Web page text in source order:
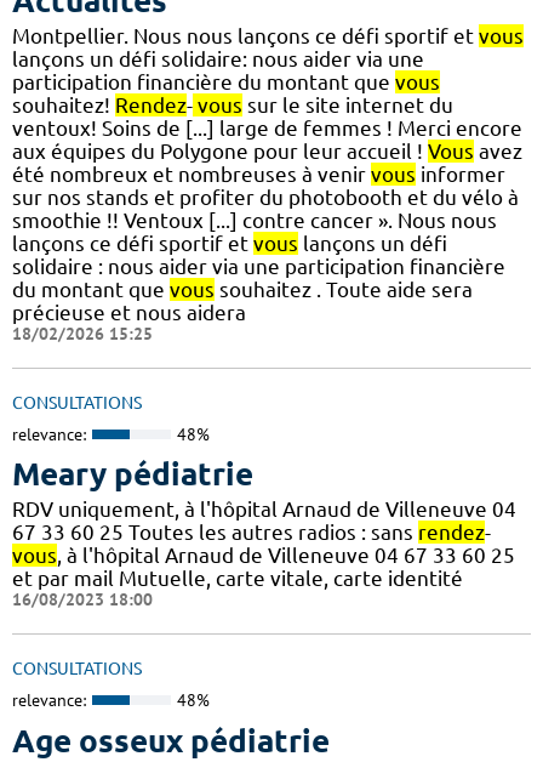
Montpellier. Nous nous lançons ce défi sportif et vous
lançons un défi solidaire: nous aider via une
participation financière du montant que vous
souhaitez! Rendez- vous sur le site internet du
ventoux! Soins de [...] large de femmes ! Merci encore
aux équipes du Polygone pour leur accueil ! Vous avez
été nombreux et nombreuses à venir vous informer
sur nos stands et profiter du photobooth et du vélo à
smoothie !! Ventoux [...] contre cancer ». Nous nous
lançons ce défi sportif et vous lançons un défi
solidaire : nous aider via une participation financière
du montant que vous souhaitez . Toute aide sera
précieuse et nous aidera
18/02/2026 15:25
CONSULTATIONS
relevance: 48%
Meary pédiatrie
RDV uniquement, à l'hôpital Arnaud de Villeneuve 04
67 33 60 25 Toutes les autres radios : sans rendez-
vous, à l'hôpital Arnaud de Villeneuve 04 67 33 60 25
et par mail Mutuelle, carte vitale, carte identité
16/08/2023 18:00
CONSULTATIONS
relevance: 48%
Age osseux pédiatrie